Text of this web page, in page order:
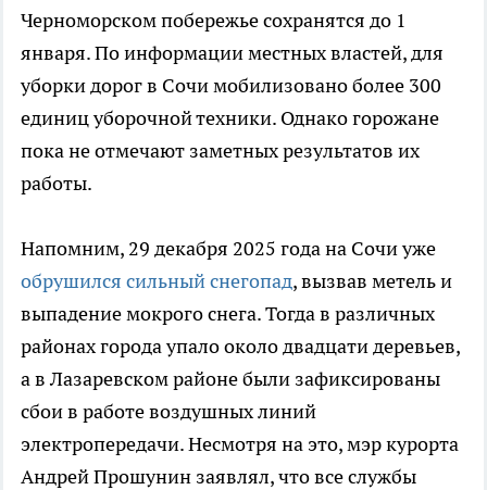
Черноморском побережье сохранятся до 1
января. По информации местных властей, для
уборки дорог в Сочи мобилизовано более 300
единиц уборочной техники. Однако горожане
пока не отмечают заметных результатов их
работы.
Напомним, 29 декабря 2025 года на Сочи уже
обрушился сильный снегопад, вызвав метель и
выпадение мокрого снега. Тогда в различных
районах города упало около двадцати деревьев,
а в Лазаревском районе были зафиксированы
сбои в работе воздушных линий
электропередачи. Несмотря на это, мэр курорта
Андрей Прошунин заявлял, что все службы